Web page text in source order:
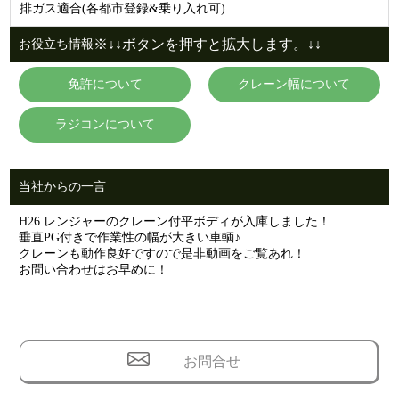
排ガス適合(各都市登録&乗り入れ可)
お役立ち情報 ※↓↓ボタンを押すと拡大します。↓↓
免許について クレーン幅について
ラジコンについて
当社からの一言
H26 レンジャーのクレーン付平ボディが入庫しました！
垂直PG付きで作業性の幅が大きい車輌♪
クレーンも動作良好ですので是非動画をご覧あれ！
お問い合わせはお早めに！
お問合せ